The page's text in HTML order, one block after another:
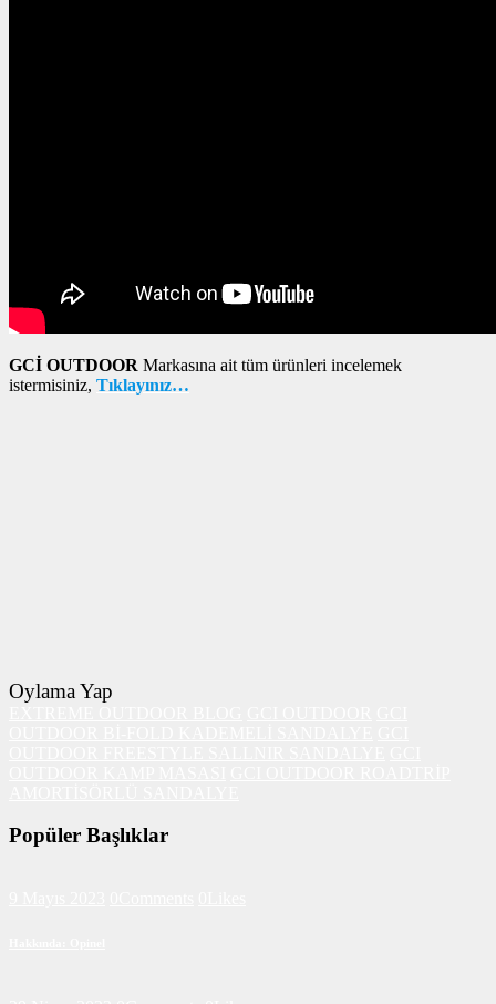
GCİ OUTDOOR Markasına ait tüm ürünleri incelemek
istermisiniz, Tıklayınız…
Oylama Yap
Popüler Başlıklar